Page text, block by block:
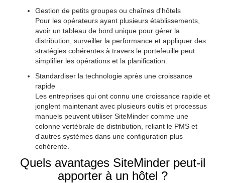
Gestion de petits groupes ou chaînes d'hôtels
Pour les opérateurs ayant plusieurs établissements,
avoir un tableau de bord unique pour gérer la
distribution, surveiller la performance et appliquer des
stratégies cohérentes à travers le portefeuille peut
simplifier les opérations et la planification.
Standardiser la technologie après une croissance
rapide
Les entreprises qui ont connu une croissance rapide et
jonglent maintenant avec plusieurs outils et processus
manuels peuvent utiliser SiteMinder comme une
colonne vertébrale de distribution, reliant le PMS et
d'autres systèmes dans une configuration plus
cohérente.
Quels avantages SiteMinder peut-il
apporter à un hôtel ?